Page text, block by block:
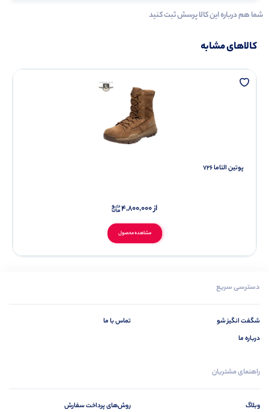
شما هم درباره این کالا پرسش ثبت کنید
کالاهای مشابه
پوتین التاما 726
مشاهده محصول
از4,800,000
دسترسی سریع
شگفت انگیز شو
درباره ما
تماس با ما
راهنمای مشتریان
وبلاگ
روش‌های پرداخت سفارش